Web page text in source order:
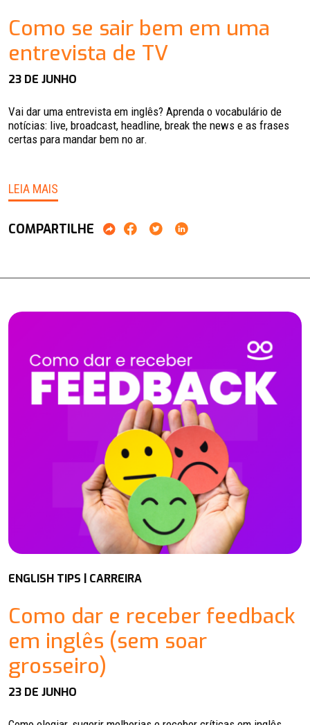
Como se sair bem em uma
entrevista de TV
23 DE JUNHO
Vai dar uma entrevista em inglês? Aprenda o vocabulário de
notícias: live, broadcast, headline, break the news e as frases
certas para mandar bem no ar.
LEIA MAIS
COMPARTILHE
ENGLISH TIPS | CARREIRA
Como dar e receber feedback
em inglês (sem soar
grosseiro)
23 DE JUNHO